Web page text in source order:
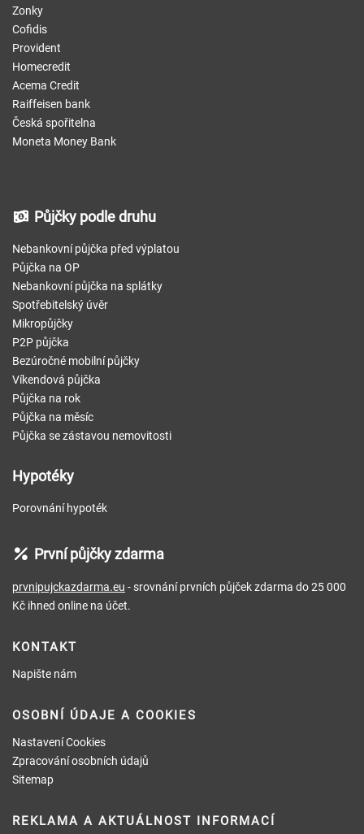
Zonky
Cofidis
Provident
Homecredit
Acema Credit
Raiffeisen bank
Česká spořitelna
Moneta Money Bank
Půjčky podle druhu
Nebankovní půjčka před výplatou
Půjčka na OP
Nebankovní půjčka na splátky
Spotřebitelský úvěr
Mikropůjčky
P2P půjčka
Bezúročné mobilní půjčky
Víkendová půjčka
Půjčka na rok
Půjčka na měsíc
Půjčka se zástavou nemovitosti
Hypotéky
Porovnání hypoték
První půjčky zdarma
prvnipujckazdarma.eu - srovnání prvních půjček zdarma do 25 000
Kč ihned online na účet.
KONTAKT
Napište nám
OSOBNÍ ÚDAJE A COOKIES
Nastavení Cookies
Zpracování osobních údajů
Sitemap
REKLAMA A AKTUÁLNOST INFORMACÍ